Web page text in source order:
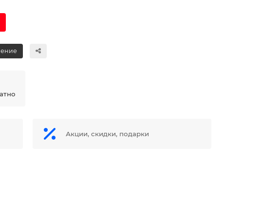
Акции, скидки, подарки